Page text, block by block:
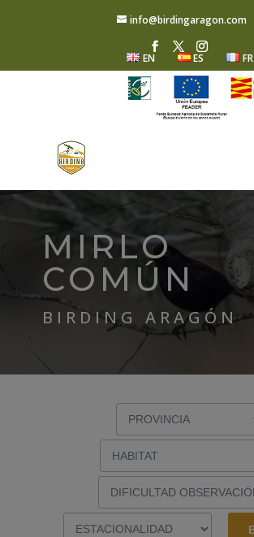
info@birdingaragon.com
EN ES FR
MIRLO
COMÚN
BIRDING ARAGÓN